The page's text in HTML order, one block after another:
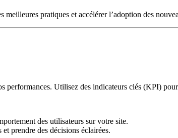
pratiques et accélérer l’adoption des
Utilisez des indicateurs clés (KPI)
des utilisateurs sur votre site.
prendre des décisions éclairées.